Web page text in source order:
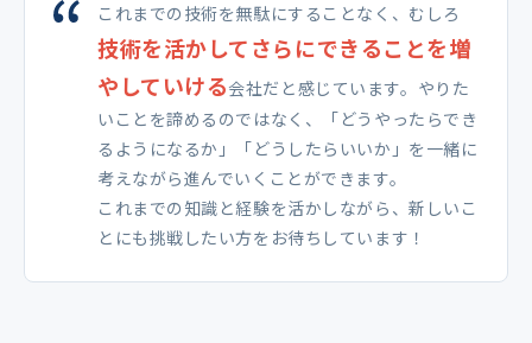
これまでの技術を無駄にすることなく、むしろ
技術を活かしてさらにできることを増
やしていける会社だと感じています。やりた
いことを諦めるのではなく、「どうやったらでき
るようになるか」「どうしたらいいか」を一緒に
考えながら進んでいくことができます。
これまでの知識と経験を活かしながら、新しいこ
とにも挑戦したい方をお待ちしています！